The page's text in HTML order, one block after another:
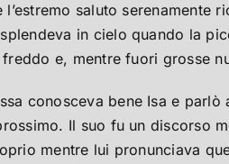
saluto
in cielo quando la
e, mentre fuori grosse
conosceva bene Isa e
Il suo fu un discorso
mentre lui pronunciava